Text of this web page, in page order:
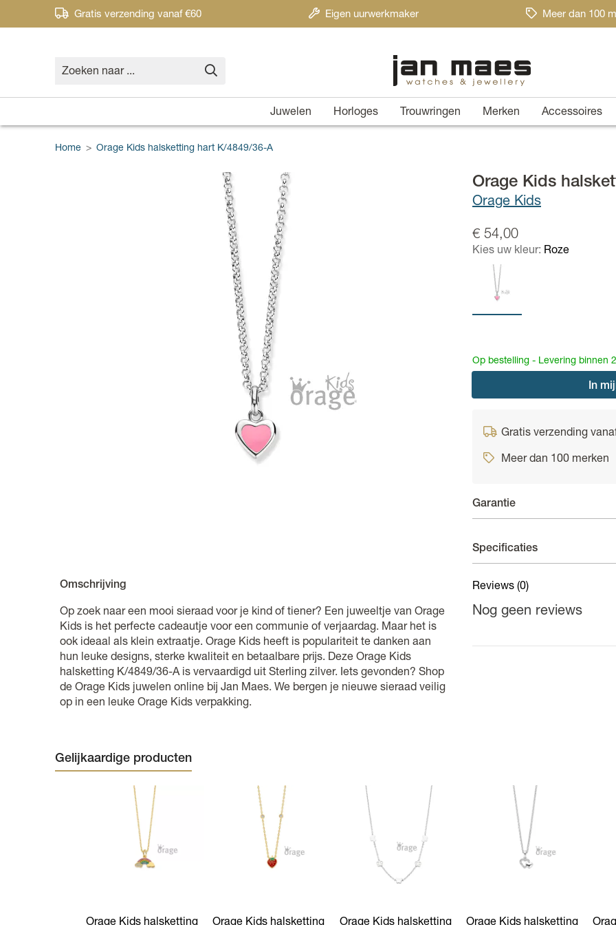
Gratis verzending vanaf €60 Eigen uurwerkmaker Meer dan 100
Juwelen Horloges Trouwringen Merken Accessoires
Home > Orage Kids halsketting hart K/4849/36-A
Omschrijving
Op zoek naar een mooi sieraad voor je kind of tiener? Een juweeltje van Orage
Kids is het perfecte cadeautje voor een communie of verjaardag. Maar het is
ook ideaal als klein extraatje. Orage Kids heeft is populariteit te danken aan
hun leuke designs, sterke kwaliteit en betaalbare prijs. Deze Orage Kids
halsketting K/4849/36-A is vervaardigd uit Sterling zilver. Iets gevonden? Shop
de Orage Kids juwelen online bij Jan Maes. We bergen je nieuwe sieraad veilig
op in een leuke Orage Kids verpakking.
Orage Kids
Orage Kids
€ 54,00
Kies uw kleur: Roze
Op bestelling - Levering binnen
In
Gratis verzending
Meer dan 100 merken
Garantie
termijn van 3 weken na
zal er geïnformeerd worden
productiefout. Draagsporen
Specificaties
Lengte
Materiaal
Reviews (0)
Nog geen reviews
Gelijkaardige producten